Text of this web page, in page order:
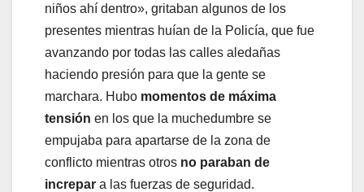
niños ahí dentro», gritaban algunos de los
presentes mientras huían de la Policía, que fue
avanzando por todas las calles aledañas
haciendo presión para que la gente se
marchara. Hubo momentos de máxima
tensión en los que la muchedumbre se
empujaba para apartarse de la zona de
conflicto mientras otros no paraban de
increpar a las fuerzas de seguridad.